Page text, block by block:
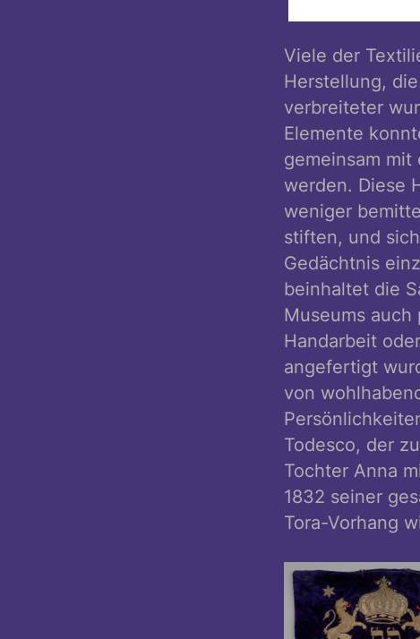
Viele der
Herstellung,
verbreiteter
Elemente
gemeinsam
werden. Diese
weniger
stiften, und
Gedächtnis
beinhaltet die
Museums
Handarbeit
angefertigt
von
Todesco, der
Tochter Anna
1832 seiner
Tora-Vorhang